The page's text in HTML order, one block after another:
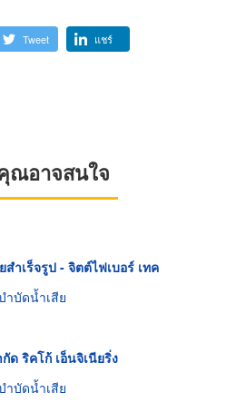
Tweet แชร์
ณอาจสนใจ
สำเร็จรูป - จิตต์ไฟเบอร์ เทค
ำบัดน้ำเสีย
ด ริคโก้ เอ็นจิเนียริ่ง
ำบัดน้ำเสีย